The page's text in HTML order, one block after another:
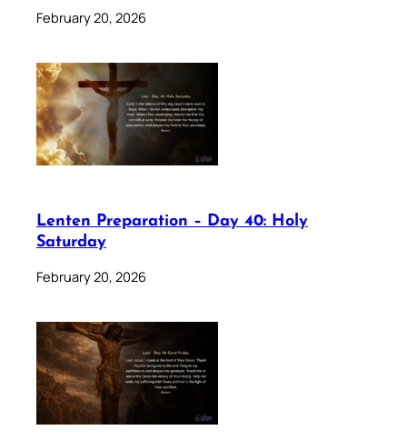
February 20, 2026
Lenten Preparation – Day 40: Holy
Saturday
February 20, 2026